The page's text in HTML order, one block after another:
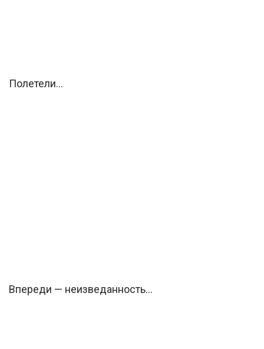
Полетели…
Впереди — неизведанность…